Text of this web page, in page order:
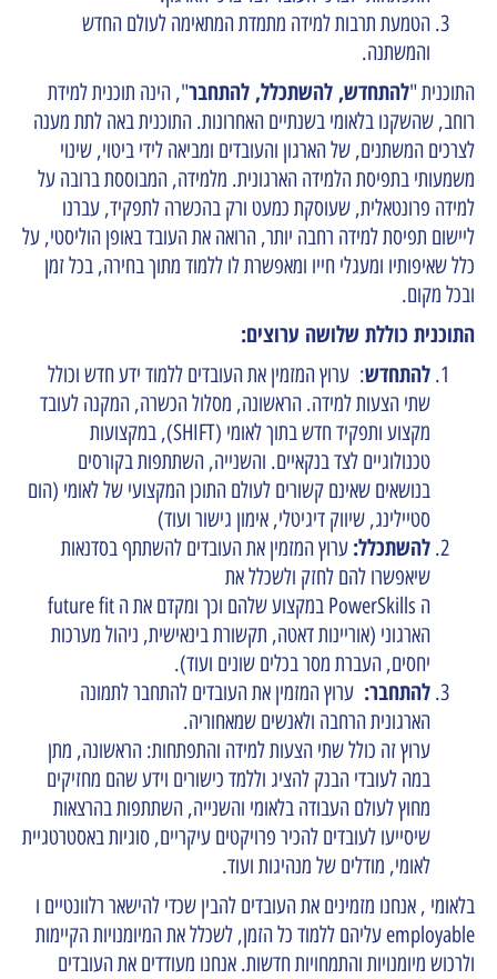
הטמעת תרבות למידה מתמדת המתאימה לעולם החדש
והמשתנה.
התוכנית "להתחדש, להשתכלל, להתחבר", הינה תוכנית למידת
רוחב, שהשקנו בלאומי בשנתיים האחרונות. התוכנית באה לתת מענה
לצרכים המשתנים, של הארגון והעובדים ומביאה לידי ביטוי, שינוי
משמעותי בתפיסת הלמידה הארגונית. מלמידה, המבוססת ברובה על
למידה פרונטאלית, שעוסקת כמעט ורק בהכשרה לתפקיד, עברנו
ליישום תפיסת למידה רחבה יותר, הרואה את העובד באופן הוליסטי, על
כלל שאיפותיו ומעגלי חייו ומאפשרת לו ללמוד מתוך בחירה, בכל זמן
ובכל מקום.
התוכנית כוללת שלושה ערוצים:
להתחדש: ערוץ המזמין את העובדים ללמוד ידע חדש וכולל
שתי הצעות למידה. הראשונה, מסלול הכשרה, המקנה לעובד
מקצוע ותפקיד חדש בתוך לאומי (SHIFT), במקצועות
טכנולוגיים לצד בנקאיים. והשנייה, השתתפות בקורסים
בנושאים שאינם קשורים לעולם התוכן המקצועי של לאומי (הום
סטיילינג, שיווק דיגיטלי, אימון גישור ועוד)
להשתכלל: ערוץ המזמין את העובדים להשתתף בסדנאות
שיאפשרו להם לחזק ולשכלל את
ה PowerSkills במקצוע שלהם וכך ומקדם את ה future fit
הארגוני (אוריינות דאטה, תקשורת בינאישית, ניהול מערכות
יחסים, העברת מסר בכלים שונים ועוד).
להתחבר: ערוץ המזמין את העובדים להתחבר לתמונה
הארגונית הרחבה ולאנשים שמאחוריה.
ערוץ זה כולל שתי הצעות למידה והתפתחות: הראשונה, מתן
במה לעובדי הבנק להציג וללמד כישורים וידע שהם מחזיקים
מחוץ לעולם העבודה בלאומי והשנייה, השתתפות בהרצאות
שיסייעו לעובדים להכיר פרויקטים עיקריים, סוגיות באסטרטגיית
לאומי, מודלים של מנהיגות ועוד.
בלאומי , אנחנו מזמינים את העובדים להבין שכדי להישאר רלוונטיים ו
employable עליהם ללמוד כל הזמן, לשכלל את המיומנויות הקיימות
ולרכוש מיומנויות והתמחויות חדשות. אנחנו מעודדים את העובדים